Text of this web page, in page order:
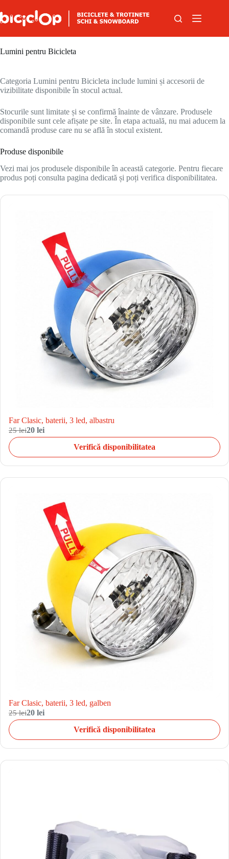
Lumini pentru Bicicleta
Categoria Lumini pentru Bicicleta include lumini și accesorii de
vizibilitate disponibile în stocul actual.
Stocurile sunt limitate și se confirmă înainte de vânzare. Produsele
disponibile sunt cele afișate pe site. În etapa actuală, nu mai aducem la
comandă produse care nu se află în stocul existent.
Produse disponibile
Vezi mai jos produsele disponibile în această categorie. Pentru fiecare
produs poți consulta pagina dedicată și poți verifica disponibilitatea.
Far Clasic, baterii, 3 led, albastru
25 lei20 lei
Verifică disponibilitatea
Far Clasic, baterii, 3 led, galben
25 lei20 lei
Verifică disponibilitatea